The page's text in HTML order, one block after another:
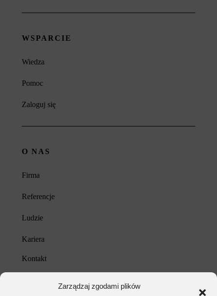
Zarządzaj zgodami plików
WSPARCIE
Wiedza
Pomoc
Zaloguj się
O NAS
Firma
Referencje
Ludzie
Kariera
Kontakt